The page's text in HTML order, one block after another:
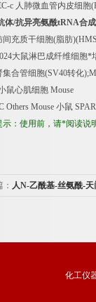
c 人肺微血管内皮细胞
体/抗异亮氨酰tRNA合
间充质干细胞(脂肪
大鼠淋巴成纤维细胞*
集合管细胞(SV40转化
鼠心肌细胞 Mouse
Others Mouse 小鼠
示：使用前，请*阅读说
人N-乙酰基-丝氨酰-
化工仪